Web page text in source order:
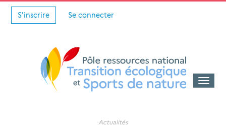
S'inscrire Se connecter
Toggle
Actualités